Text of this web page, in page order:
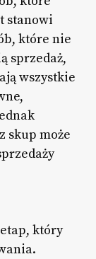
stanowi
które nie
sprzedaż,
wszystkie
skup może
który